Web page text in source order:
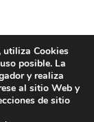
utiliza Cookies
posible. La
y realiza
al sitio Web y
de sitio